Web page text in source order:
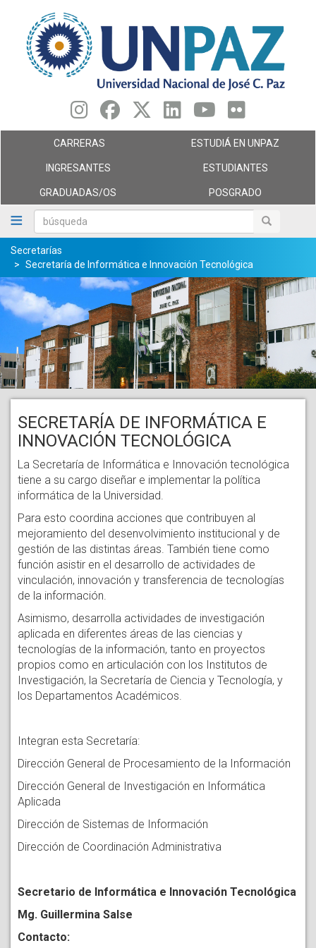
contenido
principal
búsqueda búsqueda
CARRERAS ESTUDIÁ EN UNPAZ
INGRESANTES ESTUDIANTES
GRADUADAS/OS POSGRADO
Secretarías
Secretaría de Informática e Innovación Tecnológica
SECRETARÍA DE INFORMÁTICA E
INNOVACIÓN TECNOLÓGICA
La Secretaría de Informática e Innovación tecnológica
tiene a su cargo diseñar e implementar la política
informática de la Universidad.
Para esto coordina acciones que contribuyen al
mejoramiento del desenvolvimiento institucional y de
gestión de las distintas áreas. También tiene como
función asistir en el desarrollo de actividades de
vinculación, innovación y transferencia de tecnologías
de la información.
Asimismo, desarrolla actividades de investigación
aplicada en diferentes áreas de las ciencias y
tecnologías de la información, tanto en proyectos
propios como en articulación con los Institutos de
Investigación, la Secretaría de Ciencia y Tecnología, y
los Departamentos Académicos.
Integran esta Secretaría:
Dirección General de Procesamiento de la Información
Dirección General de Investigación en Informática
Aplicada
Dirección de Sistemas de Información
Dirección de Coordinación Administrativa
Secretario de Informática e Innovación Tecnológica
Mg. Guillermina Salse
Contacto: